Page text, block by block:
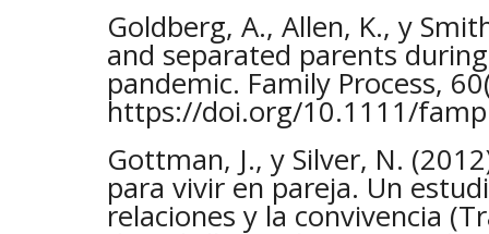
Goldberg, A., Allen, K., y
and separated parents
pandemic. Family Process,
https://doi.org/10.1111/
Gottman, J., y Silver, N.
para vivir en pareja. Un
relaciones y la convivencia